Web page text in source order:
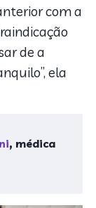
com a
de a
ela
, médica